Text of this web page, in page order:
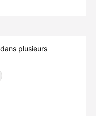
plusieurs